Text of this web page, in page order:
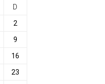
D
2
9
16
23